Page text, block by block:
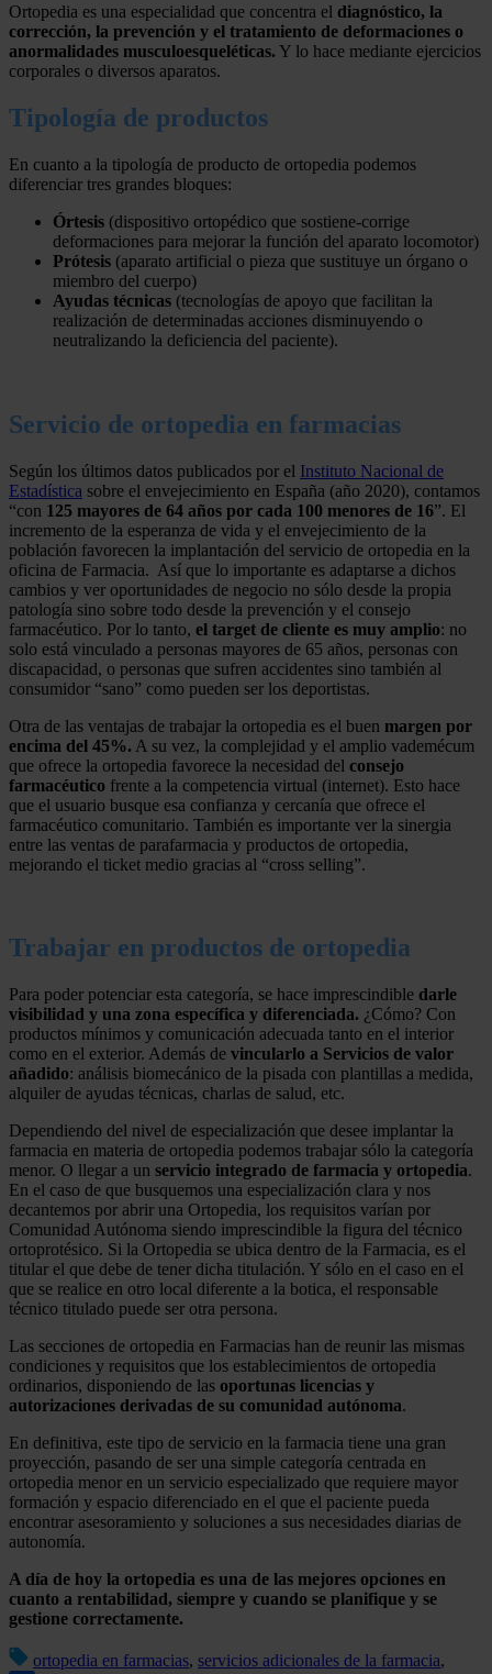
Ortopedia es una especialidad que concentra el diagnóstico, la
corrección, la prevención y el tratamiento de deformaciones o
anormalidades musculoesqueléticas. Y lo hace mediante ejercicios
corporales o diversos aparatos.
Tipología de productos
En cuanto a la tipología de producto de ortopedia podemos
diferenciar tres grandes bloques:
Órtesis (dispositivo ortopédico que sostiene-corrige
deformaciones para mejorar la función del aparato locomotor)
Prótesis (aparato artificial o pieza que sustituye un órgano o
miembro del cuerpo)
Ayudas técnicas (tecnologías de apoyo que facilitan la
realización de determinadas acciones disminuyendo o
neutralizando la deficiencia del paciente).
Servicio de ortopedia en farmacias
Según los últimos datos publicados por el Instituto Nacional de
Estadística sobre el envejecimiento en España (año 2020), contamos
“con 125 mayores de 64 años por cada 100 menores de 16”. El
incremento de la esperanza de vida y el envejecimiento de la
población favorecen la implantación del servicio de ortopedia en la
oficina de Farmacia. Así que lo importante es adaptarse a dichos
cambios y ver oportunidades de negocio no sólo desde la propia
patología sino sobre todo desde la prevención y el consejo
farmacéutico. Por lo tanto, el target de cliente es muy amplio: no
solo está vinculado a personas mayores de 65 años, personas con
discapacidad, o personas que sufren accidentes sino también al
consumidor “sano” como pueden ser los deportistas.
Otra de las ventajas de trabajar la ortopedia es el buen margen por
encima del 45%. A su vez, la complejidad y el amplio vademécum
que ofrece la ortopedia favorece la necesidad del consejo
farmacéutico frente a la competencia virtual (internet). Esto hace
que el usuario busque esa confianza y cercanía que ofrece el
farmacéutico comunitario. También es importante ver la sinergia
entre las ventas de parafarmacia y productos de ortopedia,
mejorando el ticket medio gracias al “cross selling”.
Trabajar en productos de ortopedia
Para poder potenciar esta categoría, se hace imprescindible darle
visibilidad y una zona específica y diferenciada. ¿Cómo? Con
productos mínimos y comunicación adecuada tanto en el interior
como en el exterior. Además de vincularlo a Servicios de valor
añadido: análisis biomecánico de la pisada con plantillas a medida,
alquiler de ayudas técnicas, charlas de salud, etc.
Dependiendo del nivel de especialización que desee implantar la
farmacia en materia de ortopedia podemos trabajar sólo la categoría
menor. O llegar a un servicio integrado de farmacia y ortopedia.
En el caso de que busquemos una especialización clara y nos
decantemos por abrir una Ortopedia, los requisitos varían por
Comunidad Autónoma siendo imprescindible la figura del técnico
ortoprotésico. Si la Ortopedia se ubica dentro de la Farmacia, es el
titular el que debe de tener dicha titulación. Y sólo en el caso en el
que se realice en otro local diferente a la botica, el responsable
técnico titulado puede ser otra persona.
Las secciones de ortopedia en Farmacias han de reunir las mismas
condiciones y requisitos que los establecimientos de ortopedia
ordinarios, disponiendo de las oportunas licencias y
autorizaciones derivadas de su comunidad autónoma.
En definitiva, este tipo de servicio en la farmacia tiene una gran
proyección, pasando de ser una simple categoría centrada en
ortopedia menor en un servicio especializado que requiere mayor
formación y espacio diferenciado en el que el paciente pueda
encontrar asesoramiento y soluciones a sus necesidades diarias de
autonomía.
A día de hoy la ortopedia es una de las mejores opciones en
cuanto a rentabilidad, siempre y cuando se planifique y se
gestione correctamente.
ortopedia en farmacias, servicios adicionales de la farmacia,